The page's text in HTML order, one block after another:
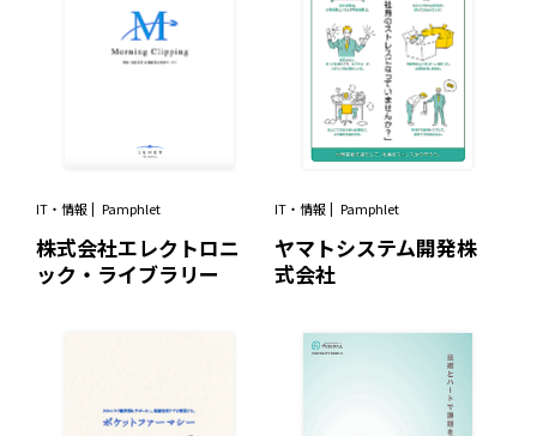
IT・情報 Pamphlet
株式会社エレクトロニ
ック・ライブラリー
IT・情報 Pamphlet
ヤマトシステム開発株
式会社